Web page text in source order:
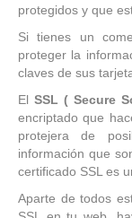
protegidos y que
Si tienes un
proteger la
claves de sus
El SSL ( Secure
encriptado que
protejera de
información que
certificado SSL es
Aparte de todos